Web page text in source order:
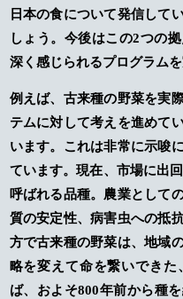
日本の食について発信して
しょう。今後はこの2つの
深く感じられるプログラムを
例えば、古来種の野菜を実
テムに対して考えを進めて
います。これは非常に示唆
ています。現在、市場に出
呼ばれる品種。農業として
質の安定性、病害虫への抵
方で古来種の野菜は、地域
略を変えて命を繋いできた
ば、およそ800年前から種